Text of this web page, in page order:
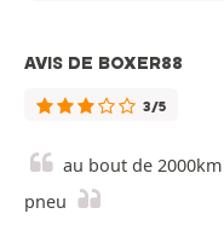
AVIS DE BOXER88
3/5
au bout de
pneu